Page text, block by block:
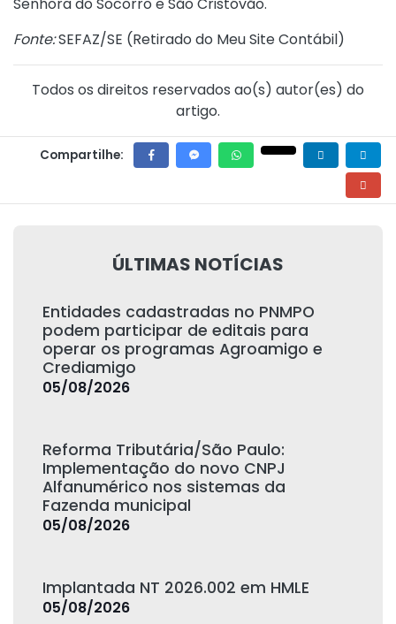
Fonte:SEFAZ/SE (Retirado do Meu Site Contábil)
Todos os direitos reservados ao(s) autor(es) do
artigo.
Compartilhe:
ÚLTIMAS NOTÍCIAS
Entidades cadastradas no PNMPO
podem participar de editais para
operar os programas Agroamigo e
Crediamigo
05/08/2026
Reforma Tributária/São Paulo:
Implementação do novo CNPJ
Alfanumérico nos sistemas da
Fazenda municipal
05/08/2026
Implantada NT 2026.002 em HMLE
05/08/2026